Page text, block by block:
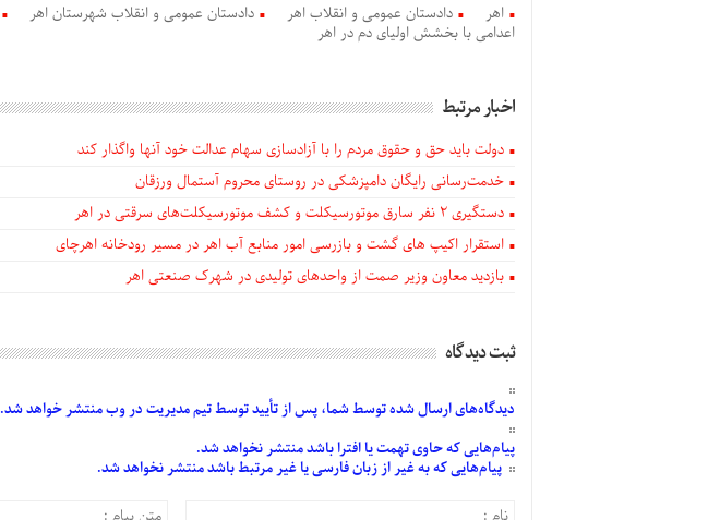
اهر دادستان عمومی و انقلاب اهر دادستان عمومی و انقلاب شهرستان اهر
اعدامی با بخشش اولیای دم در اهر
اخبار مرتبط
دولت باید حق و حقوق مردم را با آزادسازی سهام عدالت خود آنها واگذار کند
خدمت‌رسانی رایگان دامپزشکی در روستای محروم آستمال ورزقان
دستگيری ۲ نفر سارق موتورسیکلت و کشف موتورسیکلت‌های سرقتی در اهر
استقرار اکیپ های گشت و بازرسی امور منابع آب اهر در مسیر رودخانه اهرچای
بازدید معاون وزیر صمت از واحدهای تولیدی در شهرک صنعتی اهر
ثبت دیدگاه
دیدگاه‌هایارسالشدهتوسط شما، پس از تأییدتوسط تیم مدیریت در وب منتشر خواهد شد.
پیام‌هاییکه حاوی تهمت یا افترا باشد منتشر نخواهد شد.
پیام‌هاییکه به غیر از زبان فارسی یا غیر مرتبط باشد منتشر نخواهد شد.